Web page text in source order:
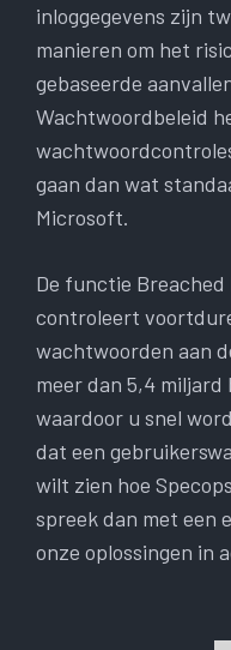
inloggegevens zijn
manieren om het
gebaseerde
Wachtwoordbeleid
gaan dan wat
Microsoft.
De functie
controleert
wachtwoorden aan
meer dan 5,4 miljard
waardoor u snel
dat een
wilt zien hoe
spreek dan met een
onze oplossingen in